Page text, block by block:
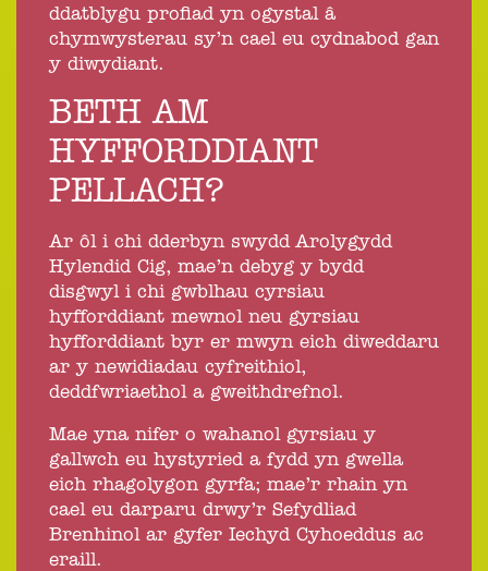
ddatblygu profiad yn ogystal â
chymwysterau sy’n cael eu cydnabod gan
y diwydiant.
BETH AM
HYFFORDDIANT
PELLACH?
Ar ôl i chi dderbyn swydd Arolygydd
Hylendid Cig, mae’n debyg y bydd
disgwyl i chi gwblhau cyrsiau
hyfforddiant mewnol neu gyrsiau
hyfforddiant byr er mwyn eich diweddaru
ar y newidiadau cyfreithiol,
deddfwriaethol a gweithdrefnol.
Mae yna nifer o wahanol gyrsiau y
gallwch eu hystyried a fydd yn gwella
eich rhagolygon gyrfa; mae’r rhain yn
cael eu darparu drwy’r Sefydliad
Brenhinol ar gyfer Iechyd Cyhoeddus ac
eraill.